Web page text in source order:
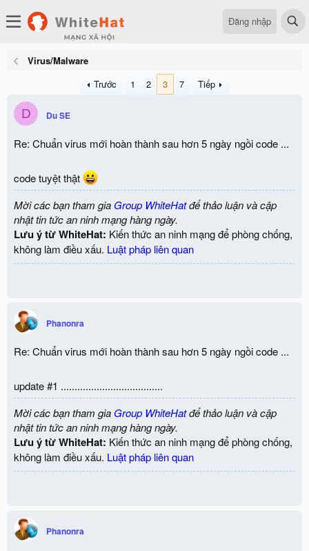
Đăng nhập
Virus/Malware
Trước
1 2 3 7 Tiếp
D Du SE
Re: Chuẩn virus mới hoàn thành sau hơn 5 ngày ngồi code ...
code tuyệt thật
Mời các bạn tham gia Group WhiteHatđể thảo luận và cập
nhật tin tức an ninh mạng hàng ngày.
Lưu ý từ WhiteHat: Kiến thức an ninh mạng để phòng chống,
không làm điều xấu. Luật pháp liên quan
Phanonra
Re: Chuẩn virus mới hoàn thành sau hơn 5 ngày ngồi code ...
update #1 .....................................
Mời các bạn tham gia Group WhiteHatđể thảo luận và cập
nhật tin tức an ninh mạng hàng ngày.
Lưu ý từ WhiteHat: Kiến thức an ninh mạng để phòng chống,
không làm điều xấu. Luật pháp liên quan
Phanonra